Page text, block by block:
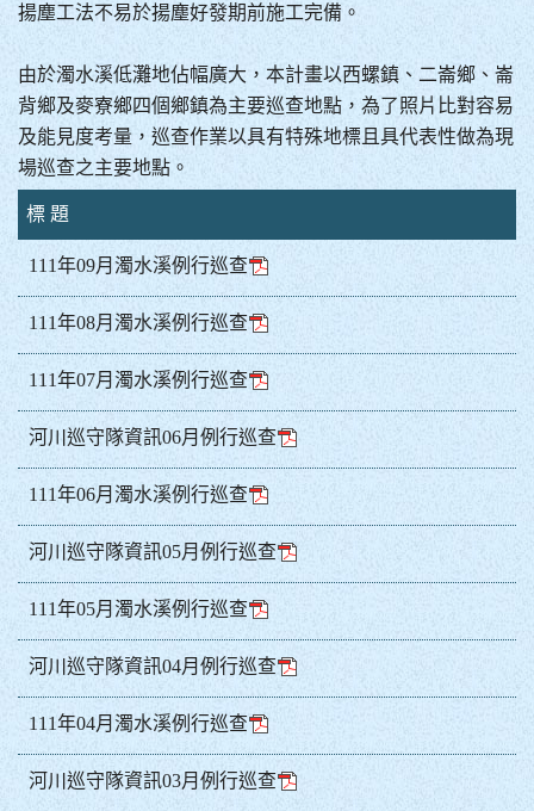
揚塵工法不易於揚塵好發期前施工完備。
由於濁水溪低灘地佔幅廣大，本計畫以西螺鎮、二崙鄉、崙
背鄉及麥寮鄉四個鄉鎮為主要巡查地點，為了照片比對容易
及能見度考量，巡查作業以具有特殊地標且具代表性做為現
場巡查之主要地點。
標 題
111年09月濁水溪例行巡查
111年08月濁水溪例行巡查
111年07月濁水溪例行巡查
河川巡守隊資訊06月例行巡查
111年06月濁水溪例行巡查
河川巡守隊資訊05月例行巡查
111年05月濁水溪例行巡查
河川巡守隊資訊04月例行巡查
111年04月濁水溪例行巡查
河川巡守隊資訊03月例行巡查